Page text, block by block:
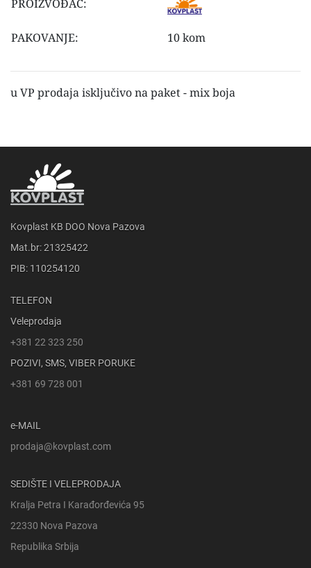
PROIZVOĐAČ:
PAKOVANJE: 10 kom
u VP prodaja isključivo na paket - mix boja
Kovplast KB DOO Nova Pazova
Mat.br: 21325422
PIB: 110254120
TELEFON
Veleprodaja
+381 22 323 250
POZIVI, SMS, VIBER PORUKE
+381 69 728 001
e-MAIL
prodaja@kovplast.com
SEDIŠTE I VELEPRODAJA
Kralja Petra I Karađorđevića 95
22330 Nova Pazova
Republika Srbija